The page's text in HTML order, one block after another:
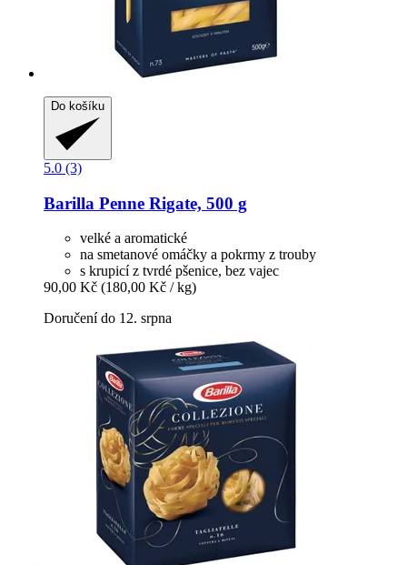
Do košíku
5.0 (3)
Barilla Penne Rigate, 500 g
velké a aromatické
na smetanové omáčky a pokrmy z trouby
s krupicí z tvrdé pšenice, bez vajec
90,00 Kč (180,00 Kč / kg)
Doručení do 12. srpna